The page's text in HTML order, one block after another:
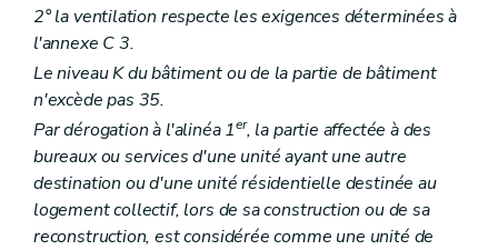
2° la ventilation respecte les exigences déterminées à
l'annexe C 3.
Le niveau K du bâtiment ou de la partie de bâtiment
n'excède pas 35.
Par dérogation à l'alinéa 1er, la partie affectée à des
bureaux ou services d'une unité ayant une autre
destination ou d'une unité résidentielle destinée au
logement collectif, lors de sa construction ou de sa
reconstruction, est considérée comme une unité de